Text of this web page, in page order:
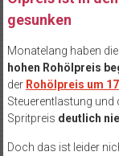
gesunken
Monatelang haben
hohen Rohölpreis
der Rohölpreis um
Steuerentlastung und
Spritpreis deutlich
Doch das ist leider